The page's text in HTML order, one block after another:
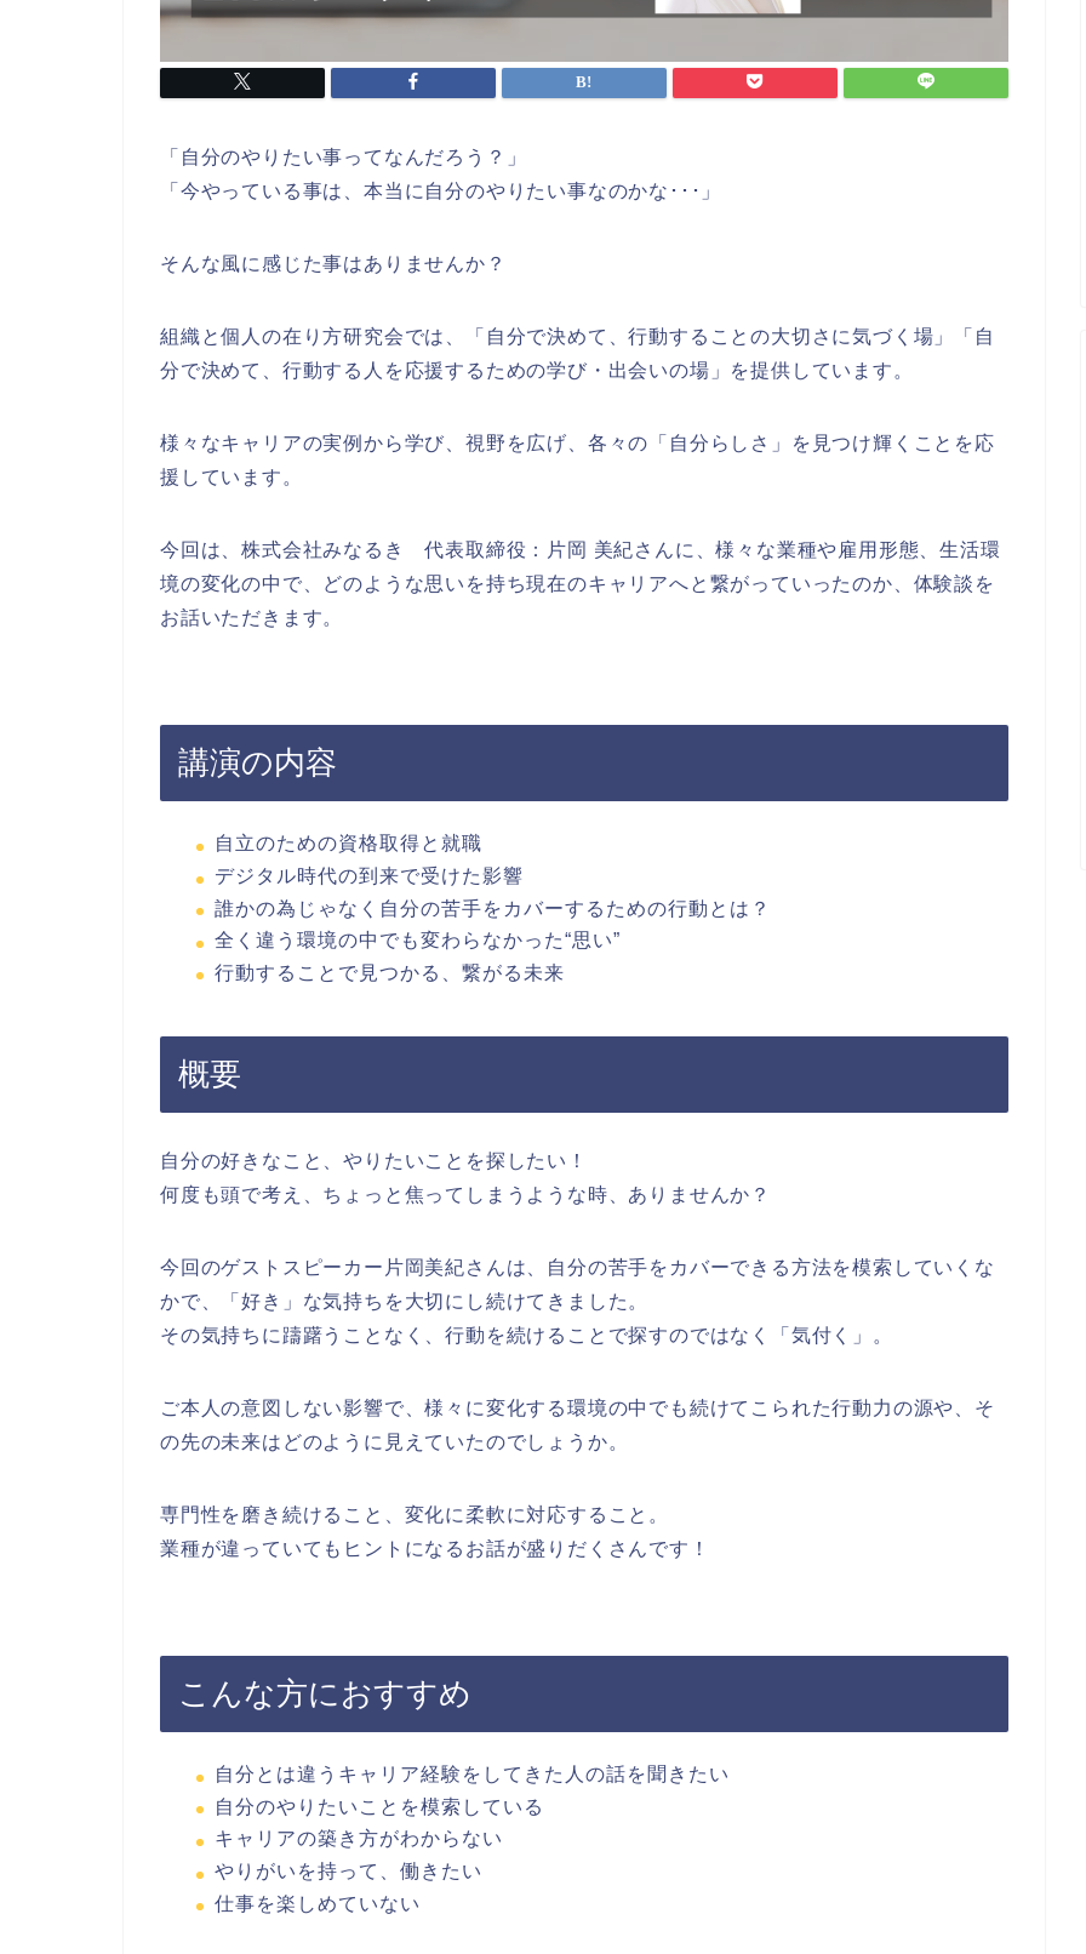
「自分のやりたい事ってなんだろう？」
「今やっている事は、本当に自分のやりたい事なのかな･･･」
そんな風に感じた事はありませんか？
組織と個人の在り方研究会では、「自分で決めて、行動することの大切さに気づく場」「自
分で決めて、行動する人を応援するための学び・出会いの場」を提供しています。
様々なキャリアの実例から学び、視野を広げ、各々の「自分らしさ」を見つけ輝くことを応
援しています。
今回は、株式会社みなるき 代表取締役：片岡 美紀さんに、様々な業種や雇用形態、生活環
境の変化の中で、どのような思いを持ち現在のキャリアへと繋がっていったのか、体験談を
お話いただきます。
講演の内容
自立のための資格取得と就職
デジタル時代の到来で受けた影響
誰かの為じゃなく自分の苦手をカバーするための行動とは？
全く違う環境の中でも変わらなかった“思い”
行動することで見つかる、繋がる未来
概要
自分の好きなこと、やりたいことを探したい！
何度も頭で考え、ちょっと焦ってしまうような時、ありませんか？
今回のゲストスピーカー片岡美紀さんは、自分の苦手をカバーできる方法を模索していくな
かで、「好き」な気持ちを大切にし続けてきました。
その気持ちに躊躇うことなく、行動を続けることで探すのではなく「気付く」。
ご本人の意図しない影響で、様々に変化する環境の中でも続けてこられた行動力の源や、そ
の先の未来はどのように見えていたのでしょうか。
専門性を磨き続けること、変化に柔軟に対応すること。
業種が違っていてもヒントになるお話が盛りだくさんです！
こんな方におすすめ
自分とは違うキャリア経験をしてきた人の話を聞きたい
自分のやりたいことを模索している
キャリアの築き方がわからない
やりがいを持って、働きたい
仕事を楽しめていない